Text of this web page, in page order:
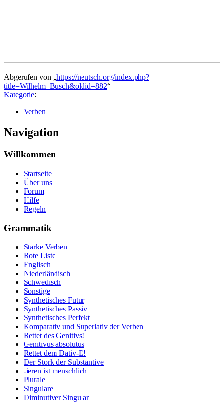
Abgerufen von „https://neutsch.org/index.php?
title=Wilhelm_Busch&oldid=882“
Kategorie:
Verben
Navigation
Willkommen
Startseite
Über uns
Forum
Hilfe
Regeln
Grammatik
Starke Verben
Rote Liste
Englisch
Niederländisch
Schwedisch
Sonstige
Synthetisches Futur
Synthetisches Passiv
Synthetisches Perfekt
Komparativ und Superlativ der Verben
Rettet des Genitivs!
Genitivus absolutus
Rettet dem Dativ-E!
Der Stork der Substantive
-ieren ist menschlich
Plurale
Singulare
Diminutiver Singular